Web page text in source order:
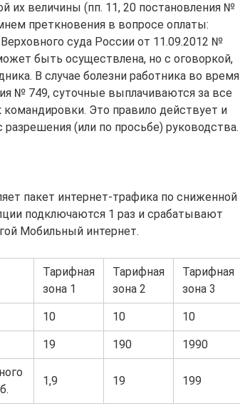
их величины (пп. 11, 20 постановления №
преткновения в вопросе оплаты:
суда России от 11.09.2012 №
быть осуществлена, но с оговоркой,
В случае болезни работника во время
№ 749, суточные выплачиваются за все
командировки. Это правило действует и
(или по просьбе) руководства.
пакет интернет-трафика по сниженной
подключаются 1 раз и срабатывают
Мобильный интернет.
Тарифная
зона 1
Тарифная
зона 2
Тарифная
зона 3
10 10 10
19 190 1990
1,9 19 199